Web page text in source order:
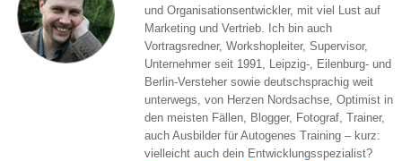
und Organisationsentwickler, mit viel Lust auf
Marketing und Vertrieb. Ich bin auch
Vortragsredner, Workshopleiter, Supervisor,
Unternehmer seit 1991, Leipzig-, Eilenburg- und
Berlin-Versteher sowie deutschsprachig weit
unterwegs, von Herzen Nordsachse, Optimist in
den meisten Fällen, Blogger, Fotograf, Trainer,
auch Ausbilder für Autogenes Training – kurz:
vielleicht auch dein Entwicklungsspezialist?